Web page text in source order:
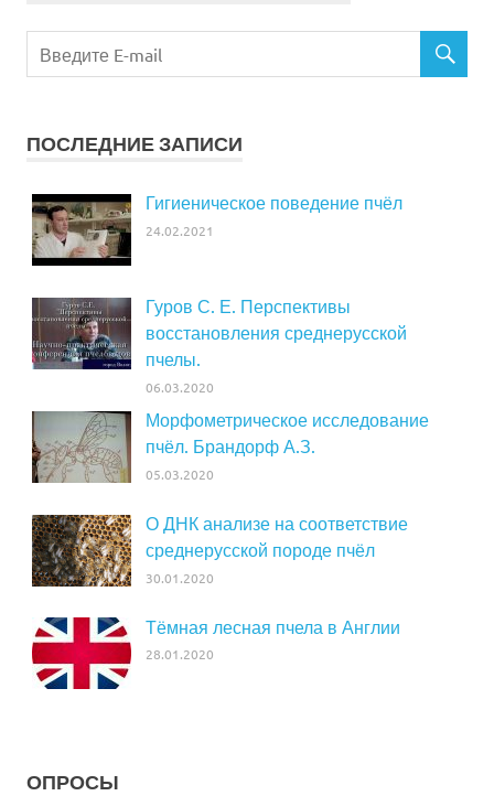
ПОСЛЕДНИЕ ЗАПИСИ
Гигиеническое поведение пчёл
24.02.2021
Гуров С. Е. Перспективы
восстановления среднерусской
пчелы.
06.03.2020
Морфометрическое исследование
пчёл. Брандорф А.З.
05.03.2020
О ДНК анализе на соответствие
среднерусской породе пчёл
30.01.2020
Тёмная лесная пчела в Англии
28.01.2020
ОПРОСЫ